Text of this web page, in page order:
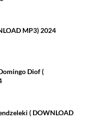
MP3) 2024
Diof (
( DOWNLOAD